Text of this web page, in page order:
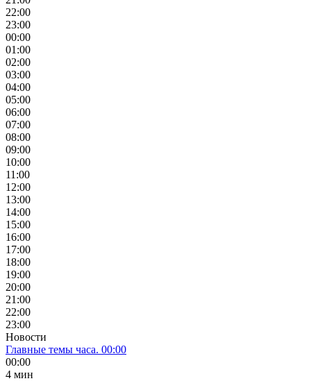
22:00
23:00
00:00
01:00
02:00
03:00
04:00
05:00
06:00
07:00
08:00
09:00
10:00
11:00
12:00
13:00
14:00
15:00
16:00
17:00
18:00
19:00
20:00
21:00
22:00
23:00
Новости
Главные темы часа. 00:00
00:00
4 мин